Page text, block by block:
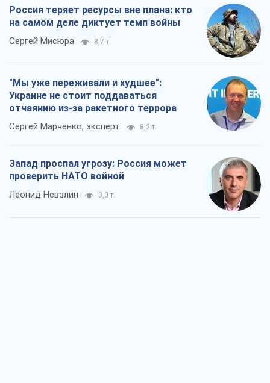
Россия теряет ресурсы вне плана: кто
на самом деле диктует темп войны
Сергей Мисюра 8,7 т.
"Мы уже переживали и худшее":
Украине не стоит поддаваться
отчаянию из-за ракетного террора
Сергей Марченко, эксперт 8,2 т.
Запад проспал угрозу: Россия может
проверить НАТО войной
Леонид Невзлин 3,0 т.